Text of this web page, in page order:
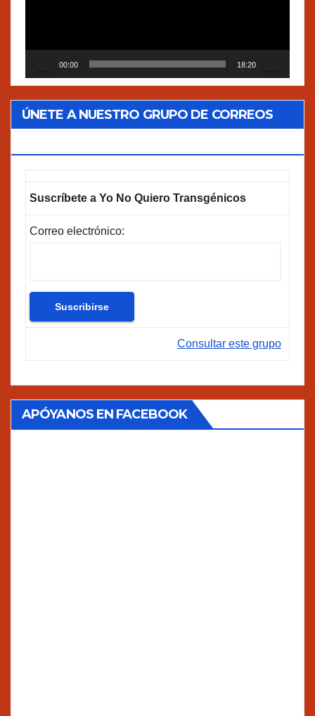
00:00 18:20
ÚNETE A NUESTRO GRUPO DE CORREOS
Suscríbete a Yo No Quiero Transgénicos
Correo electrónico:
Consultar este grupo
APÓYANOS EN FACEBOOK